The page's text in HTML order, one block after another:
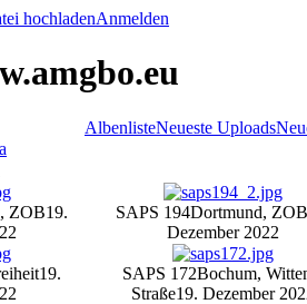
hochladenAnmelden
AlbenlisteNeueste Uploads
ZOB19.
SAPS 194Dortmund, ZOB
Dezember 2022
19.
SAPS 172Bochum,
Straße19. Dezember